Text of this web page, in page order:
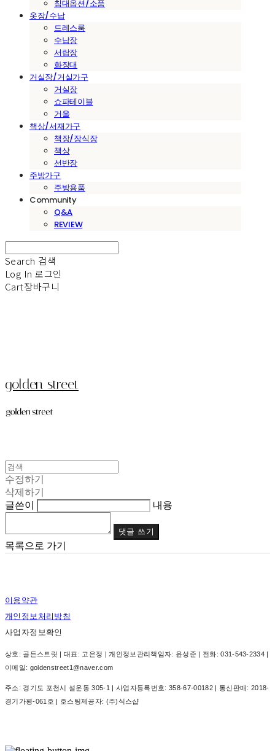
침대옵션/소품
옷장/수납
드레스룸
수납장
서랍장
화장대
거실장/거실가구
거실장
쇼파테이블
거울
책상/서재가구
책장/장식장
책상
선반장
주방가구
주방용품
Community
Q&A
REVIEW
Search 검색
Log In 로그인
Cart장바구니
golden street
수정하기
삭제하기
글쓴이
내용
댓글 쓰기
목록으로 가기
이용약관
개인정보처리방침
사업자정보확인
상호: 골든스트릿 | 대표: 고은정 | 개인정보관리책임자: 윤성준 | 전화: 031-543-2334 |
이메일: goldenstreet1@naver.com
주소: 경기도 포천시 설운동 305-1 | 사업자등록번호: 358-67-00182| 통신판매: 2018-
경기가평-061호 | 호스팅제공자: (주)식스샵